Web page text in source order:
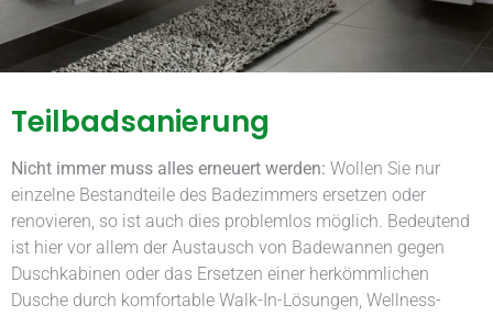
Teilbadsanierung
Nicht immer muss alles erneuert werden: Wollen Sie nur
einzelne Bestandteile des Badezimmers ersetzen oder
renovieren, so ist auch dies problemlos möglich. Bedeutend
ist hier vor allem der Austausch von Badewannen gegen
Duschkabinen oder das Ersetzen einer herkömmlichen
Dusche durch komfortable Walk-In-Lösungen, Wellness-